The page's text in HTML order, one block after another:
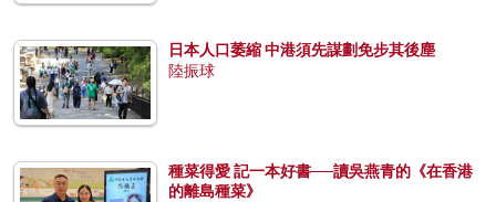
日本人口萎縮 中港須先謀劃免步其後塵
陸振球
種菜得愛 記一本好書──讀吳燕青的《在香港
的離島種菜》